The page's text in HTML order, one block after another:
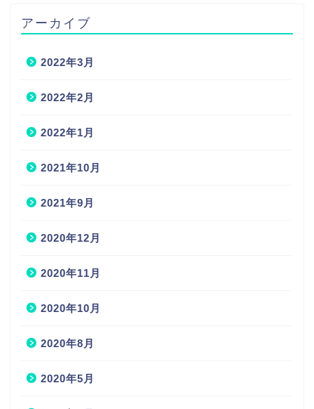
アーカイブ
2022年3月
2022年2月
2022年1月
2021年10月
2021年9月
2020年12月
2020年11月
2020年10月
2020年8月
2020年5月